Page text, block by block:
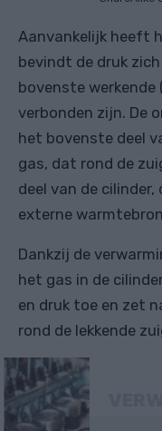
Aanvankelijk heeft
bevindt de druk
bovenste werkende
verbonden zijn. De
het bovenste deel
gas, dat rond de
deel van de
externe
Dankzij de
het gas in de
en druk toe en zet
rond de lekkende